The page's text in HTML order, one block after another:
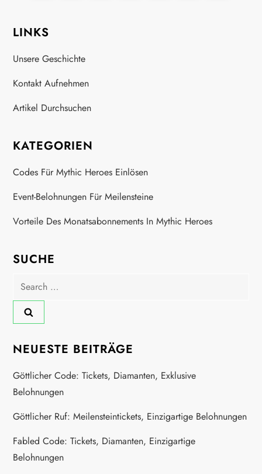
s
t
s
a
g
i
n
a
o
n
LINKS
Unsere Geschichte
Kontakt Aufnehmen
Artikel Durchsuchen
KATEGORIEN
Codes Für Mythic Heroes Einlösen
Event-Belohnungen Für Meilensteine
Vorteile Des Monatsabonnements In Mythic Heroes
SUCHE
Search
for:
NEUESTE BEITRÄGE
Göttlicher Code: Tickets, Diamanten, Exklusive
Belohnungen
Göttlicher Ruf: Meilensteintickets, Einzigartige Belohnungen
Fabled Code: Tickets, Diamanten, Einzigartige
Belohnungen